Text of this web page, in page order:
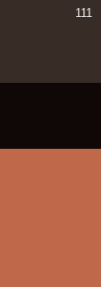
111